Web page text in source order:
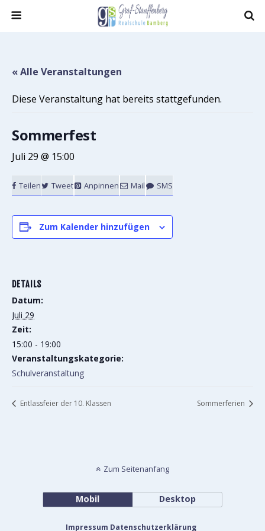
« Alle Veranstaltungen
Diese Veranstaltung hat bereits stattgefunden.
Sommerfest
Juli 29 @ 15:00
Teilen Tweet Anpinnen Mail SMS
Zum Kalender hinzufügen
DETAILS
Datum:
Juli 29
Zeit:
15:00 - 19:00
Veranstaltungskategorie:
Schulveranstaltung
Entlassfeier der 10. Klassen Sommerferien
Zum Seitenanfang
Mobil Desktop
Impressum Datenschutzerklärung